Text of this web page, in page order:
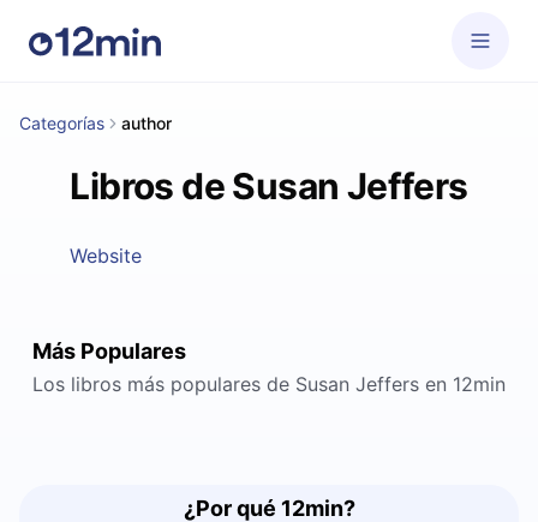
Categorías author
Libros de Susan Jeffers
Website
Más Populares
Los libros más populares de Susan Jeffers en 12min
¿Por qué 12min?